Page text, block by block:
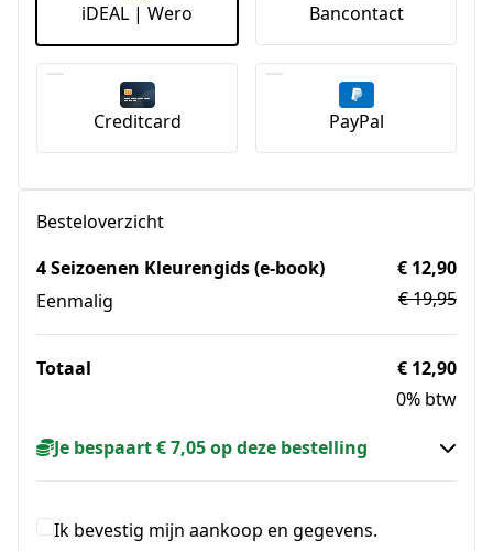
iDEAL | Wero Bancontact
Creditcard PayPal
Besteloverzicht
4 Seizoenen Kleurengids (e-book)
Eenmalig
€ 12,90
€ 19,95
Totaal
€ 12,90
0% btw
Je bespaart € 7,05 op deze bestelling
Ik bevestig mijn aankoop en gegevens.